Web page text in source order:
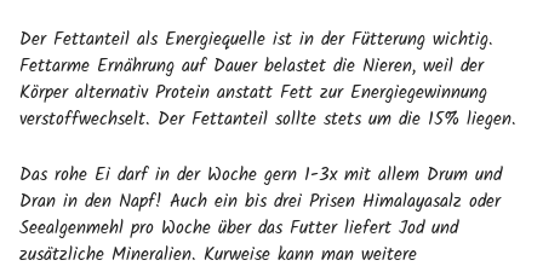
Der Fettanteil als Energiequelle ist in der Fütterung wichtig.
Fettarme Ernährung auf Dauer belastet die Nieren, weil der
Körper alternativ Protein anstatt Fett zur Energiegewinnung
verstoffwechselt. Der Fettanteil sollte stets um die 15% liegen.
Das rohe Ei darf in der Woche gern 1-3x mit allem Drum und
Dran in den Napf! Auch ein bis drei Prisen Himalayasalz oder
Seealgenmehl pro Woche über das Futter liefert Jod und
zusätzliche Mineralien. Kurweise kann man weitere